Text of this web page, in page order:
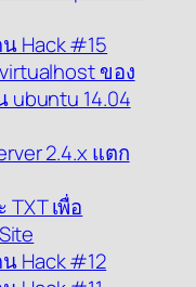
Hack #15
ของ
ubuntu 14.04
2.4.x แตก
TXT เพื่อ
Hack #12